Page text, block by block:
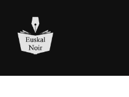
contenido